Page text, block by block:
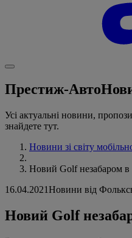
Престиж-Авто
Усі актуальні новини,
знайдете тут.
Новини зі світу
Новий Golf незабаром в
16.04.2021Новини від
Новий Golf